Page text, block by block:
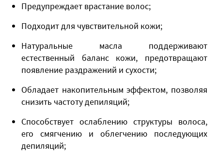
Предупреждает врастание волос;
Подходит для чувствительной кожи;
Натуральные масла поддерживают
естественный баланс кожи, предотвращают
появление раздражений и сухости;
Обладает накопительным эффектом, позволяя
снизить частоту депиляций;
Способствует ослаблению структуры волоса,
его смягчению и облегчению последующих
депиляций;